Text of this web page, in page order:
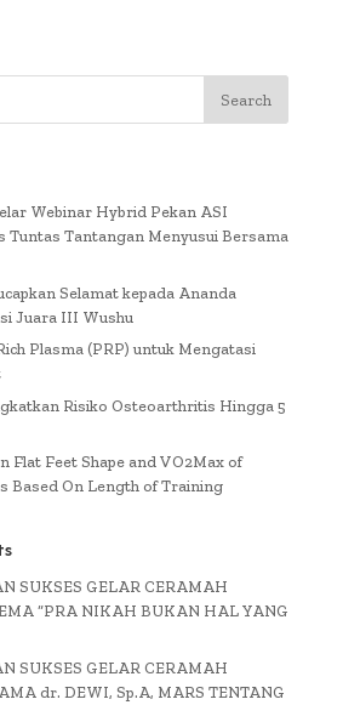
Webinar Hybrid Pekan ASI
Tuntas Tantangan Menyusui Bersama
Selamat kepada Ananda
Juara III Wushu
Plasma (PRP) untuk Mengatasi
Risiko Osteoarthritis Hingga 5
Flat Feet Shape and VO2Max of
Based On Length of Training
SUKSES GELAR CERAMAH
“PRA NIKAH BUKAN HAL YANG
SUKSES GELAR CERAMAH
dr. DEWI, Sp.A, MARS TENTANG